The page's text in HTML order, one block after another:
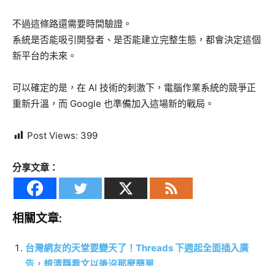
不過這條路還需要時間驗證。
系統是否能吸引開發者、是否能建立完整生態，都會決定這個
新平台的未來。
可以確定的是，在 AI 技術的刺激下，電腦作業系統的競爭正
重新升溫，而 Google 也準備加入這場新的戰局。
Post Views: 399
分享文章：
相關文章:
台灣網友的天堂要變天了！Threads 下週起全面插入廣